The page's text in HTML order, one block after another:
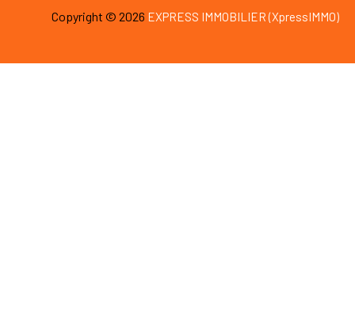
Copyright © 2026 EXPRESS IMMOBILIER (XpressIMMO)